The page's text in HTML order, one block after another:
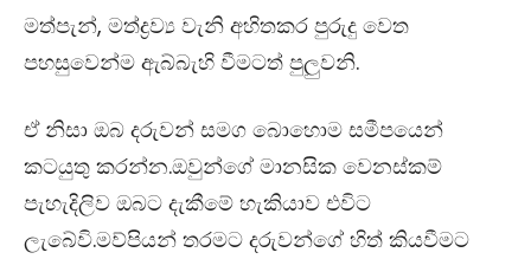
මත්පැන්, මත්ද්‍රව්‍ය වැනි අහිතකර පුරුදු වෙත
පහසුවෙන්ම ඇබ්බැහි වීමටත් පුලුවනි.
ඒ නිසා ඔබ දරුවන් සමග බොහොම සමීපයෙන්
කටයුතු කරන්න.ඔවුන්ගේ මානසික වෙනස්කම්
පැහැදිලිව ඔබට දැකීමේ හැකියාව එවිට
ලැබේවි.මව්පියන් තරමට දරුවන්ගේ හිත් කියවීමට